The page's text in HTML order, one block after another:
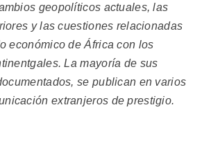
geopolíticos actuales, las
y las cuestiones relacionadas
económico de África con los
La mayoría de sus
se publican en varios
extranjeros de prestigio.